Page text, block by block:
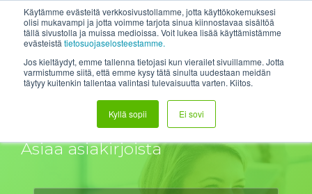
Käytämme evästeitä verkkosivustollamme, jotta käyttökokemuksesi
olisi mukavampi ja jotta voimme tarjota sinua kiinnostavaa sisältöä
tällä sivustolla ja muissa medioissa. Voit lukea lisää käyttämistämme
evästeistä tietosuojaselosteestamme.
Jos kieltäydyt, emme tallenna tietojasi kun vierailet sivuillamme. Jotta
varmistumme siitä, että emme kysy tätä sinulta uudestaan meidän
täytyy kuitenkin tallentaa valintasi tulevaisuutta varten. Kiitos.
Kyllä sopii Ei sovi
main
content.
System status Help Center Login Etätuki
DH:n Blogit
Asiaa asiakirjoista